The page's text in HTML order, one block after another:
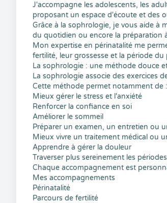
J'accompagne les adolescents, les
proposant un espace d'écoute et des
Grâce à la sophrologie, je vous aide à
du quotidien ou encore la préparation
Mon expertise en périnatalité me
fertilité, leur grossesse et la période
La sophrologie : une méthode douce
La sophrologie associe des exercices
Cette méthode permet notamment de :
Mieux gérer le stress et l'anxiété
Renforcer la confiance en soi
Améliorer le sommeil
Préparer un examen, un entretien ou
Mieux vivre un traitement médical ou
Apprendre à gérer la douleur
Traverser plus sereinement les
Chaque accompagnement est
Mes accompagnements
Périnatalité
Parcours de fertilité